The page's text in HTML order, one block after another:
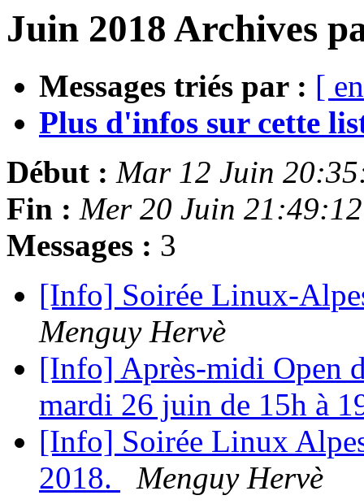
Juin 2018 Archives
Messages triés par : [
Plus d'infos sur cette
Début : Mar 12 Juin
Fin : Mer 20 Juin
Messages : 3
[Info] Soirée Linux-
Menguy Hervè
[Info] Après-midi Open
mardi 26 juin de 15h à
[Info] Soirée Linux
2018.
Menguy Hervè